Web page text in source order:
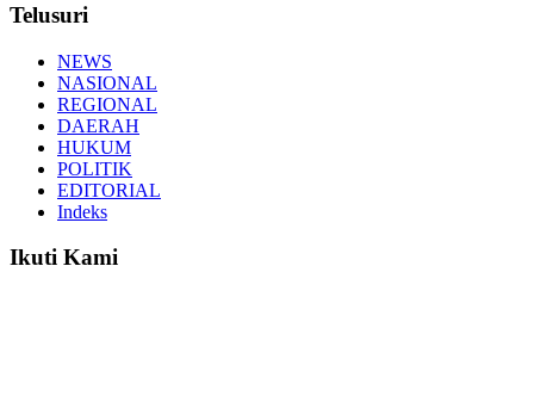
Telusuri
NEWS
NASIONAL
REGIONAL
DAERAH
HUKUM
POLITIK
EDITORIAL
Indeks
Ikuti Kami